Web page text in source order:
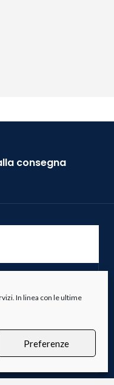
In linea con le ultime
Preferenze
consegna